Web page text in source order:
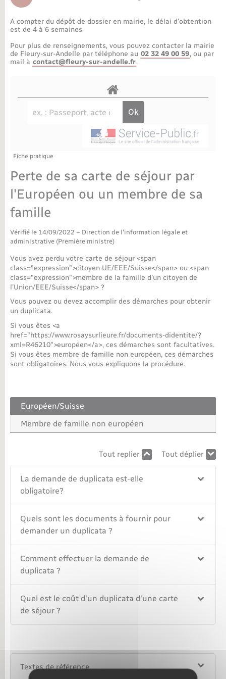
Parrainage civil
Recensement militaire
Petite enfance
Info jeunes
Associations
Bibliothèques
Sport
Tourisme
Nouvel habitant
Nouvelle activité
Numérique
Organisation d’événement
Sécurité - Prévention
Transports
Bornes de recharge électrique
Travaux - Autorisation d’occupation de l’espace
public
Publications
Agenda
La Communauté de communes
A compter du dépôt de dossier en mairie, le délai d’obtention
est de 4 à 6 semaines.
Pour plus de renseignements, vous pouvez contacter la mairie
de Fleury-sur-Andelle par téléphone au 02 32 49 00 59, ou par
mail à contact@fleury-sur-andelle.fr.
Fiche pratique
Perte de sa carte de séjour par
l'Européen ou un membre de sa
famille
Vérifié le 14/09/2022 – Direction de l'information légale et
administrative (Première ministre)
Vous avez perdu votre carte de séjour <span
class="expression">citoyen UE/EEE/Suisse</span> ou <span
class="expression">membre de la famille d'un citoyen de
l'Union/EEE/Suisse</span> ?
Vous pouvez ou devez accomplir des démarches pour obtenir
un duplicata.
Si vous êtes <a
href="https://www.rosaysurlieure.fr/documents-didentite/?
xml=R46210">européen</a>, ces démarches sont facultatives.
Si vous êtes membre de famille non européen, ces démarches
sont obligatoires. Nous vous expliquons la procédure.
Européen/Suisse
Membre de famille non européen
Tout replier Tout déplier
La demande de duplicata est-elle
obligatoire?
Quels sont les documents à fournir pour
demander un duplicata ?
Comment effectuer la demande de
duplicata ?
Quel est le coût d'un duplicata d'une carte
de séjour ?
Textes de référence